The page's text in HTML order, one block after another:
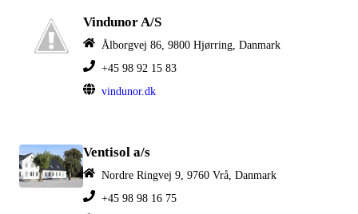
Vindunor A/S
Ålborgvej 86, 9800 Hjørring, Danmark
+45 98 92 15 83
vindunor.dk
Ventisol a/s
Nordre Ringvej 9, 9760 Vrå, Danmark
+45 98 98 16 75